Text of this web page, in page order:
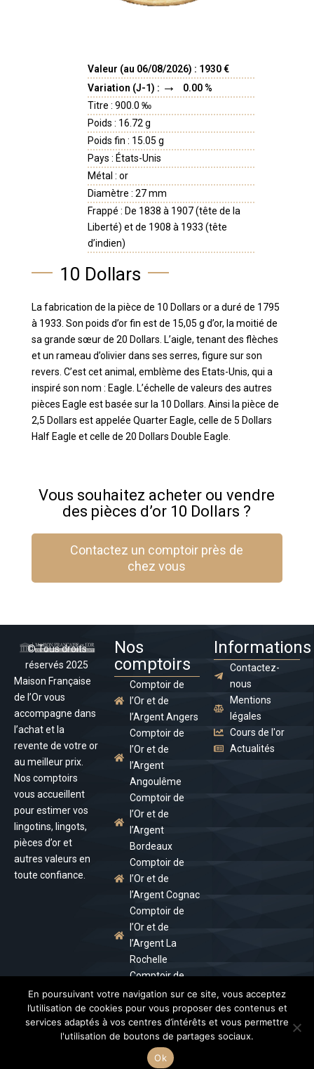
Valeur (au 06/08/2026) : 1930 €
Variation (J-1) :
0.00 %
Titre : 900.0 ‰
Poids : 16.72 g
Poids fin : 15.05 g
Pays : États-Unis
Métal : or
Diamètre : 27 mm
Frappé : De 1838 à 1907 (tête de la
Liberté) et de 1908 à 1933 (tête
d’indien)
10 Dollars
La fabrication de la pièce de 10 Dollars or a duré de 1795
à 1933. Son poids d’or fin est de 15,05 g d’or, la moitié de
sa grande sœur de 20 Dollars. L’aigle, tenant des flèches
et un rameau d’olivier dans ses serres, figure sur son
revers. C’est cet animal, emblème des Etats-Unis, qui a
inspiré son nom : Eagle. L’échelle de valeurs des autres
pièces Eagle est basée sur la 10 Dollars. Ainsi la pièce de
2,5 Dollars est appelée Quarter Eagle, celle de 5 Dollars
Half Eagle et celle de 20 Dollars Double Eagle.
Vous souhaitez acheter ou vendre
des pièces d’or 10 Dollars ?
Contactez un comptoir près de
chez vous
© Tous droits
réservés 2025
Maison Française
de l’Or vous
accompagne dans
l’achat et la
revente de votre or
au meilleur prix.
Nos comptoirs
vous accueillent
pour estimer vos
lingotins, lingots,
pièces d’or et
autres valeurs en
toute confiance.
Nos
comptoirs
Comptoir de
l’Or et de
l’Argent Angers
Comptoir de
l’Or et de
l’Argent
Angoulême
Comptoir de
l’Or et de
l’Argent
Bordeaux
Comptoir de
l’Or et de
l’Argent Cognac
Comptoir de
l’Or et de
l’Argent La
Rochelle
Comptoir de
l’Or et de
l’Argent Royan
Comptoir de
l’Or et de
l’Argent Tours
Informations
Contactez-
nous
Mentions
légales
Cours de l'or
Actualités
En poursuivant votre navigation sur ce site, vous acceptez
l’utilisation de cookies pour vous proposer des contenus et
services adaptés à vos centres d’intérêts et vous permettre
l'utilisation de boutons de partages sociaux.
Ok